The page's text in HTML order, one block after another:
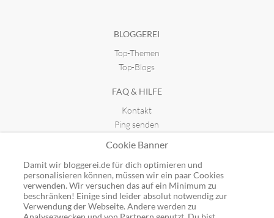
BLOGGEREI
Top-Themen
Top-Blogs
FAQ & HILFE
Kontakt
Ping senden
GUTSCHEINE
Top-Gutscheine
Alle Shops
Cookie Banner
Damit wir bloggerei.de für dich optimieren und
personalisieren können, müssen wir ein paar Cookies
verwenden. Wir versuchen das auf ein Minimum zu
beschränken! Einige sind leider absolut notwendig zur
Verwendung der Webseite. Andere werden zu